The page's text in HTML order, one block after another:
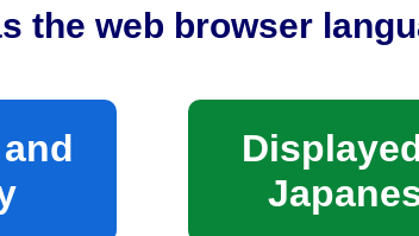
the web browser
ら午後5時15分まで
道整復師免許証（原本）及び身分証明書